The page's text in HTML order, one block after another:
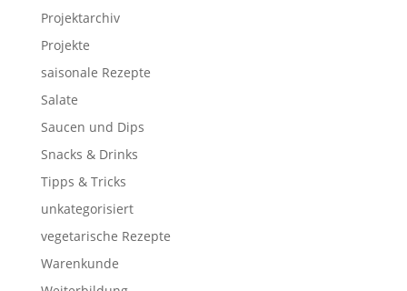
Projektarchiv
Projekte
saisonale Rezepte
Salate
Saucen und Dips
Snacks & Drinks
Tipps & Tricks
unkategorisiert
vegetarische Rezepte
Warenkunde